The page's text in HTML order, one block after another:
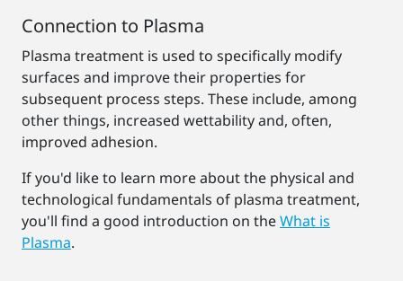
Connection to Plasma
Plasma treatment is used to specifically modify
surfaces and improve their properties for
subsequent process steps. These include, among
other things, increased wettability and, often,
improved adhesion.
If you'd like to learn more about the physical and
technological fundamentals of plasma treatment,
you'll find a good introduction on theWhat is
Plasma.